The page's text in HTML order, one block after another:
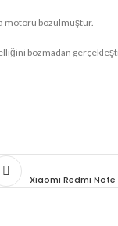
motoru bozulmuştur.
bozmadan
Xiaomi Redmi Note